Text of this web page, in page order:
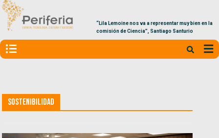
“Lila Lemoine nos va a representar muy bien en la
comisión de Ciencia”, Santiago Santurio
Sostenibilidad